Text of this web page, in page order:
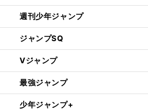
週刊少年ジャンプ
ジャンプSQ
Vジャンプ
最強ジャンプ
少年ジャンプ+